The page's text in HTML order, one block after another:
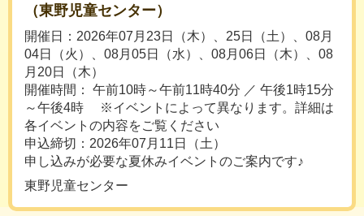
（東野児童センター）
開催日：2026年07月23日（木）、25日（土）、08月
04日（火）、08月05日（水）、08月06日（木）、08
月20日（木）
開催時間： 午前10時～午前11時40分 ／ 午後1時15分
～午後4時 ※イベントによって異なります。詳細は
各イベントの内容をご覧ください
申込締切：2026年07月11日（土）
申し込みが必要な夏休みイベントのご案内です♪
東野児童センター